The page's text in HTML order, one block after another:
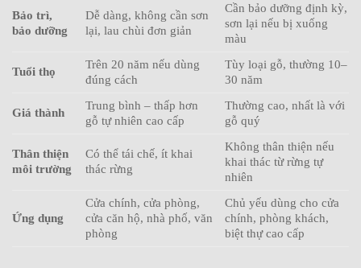
Bảo trì,
bảo dưỡng
Dễ dàng, không cần sơn
lại, lau chùi đơn giản
Cần bảo dưỡng định kỳ,
sơn lại nếu bị xuống
màu
Tuổi thọ
Trên 20 năm nếu dùng
đúng cách
Tùy loại gỗ, thường 10–
30 năm
Giá thành
Trung bình – thấp hơn
gỗ tự nhiên cao cấp
Thường cao, nhất là với
gỗ quý
Thân thiện
môi trường
Có thể tái chế, ít khai
thác rừng
Không thân thiện nếu
khai thác từ rừng tự
nhiên
Ứng dụng
Cửa chính, cửa phòng,
cửa căn hộ, nhà phố, văn
phòng
Chủ yếu dùng cho cửa
chính, phòng khách,
biệt thự cao cấp